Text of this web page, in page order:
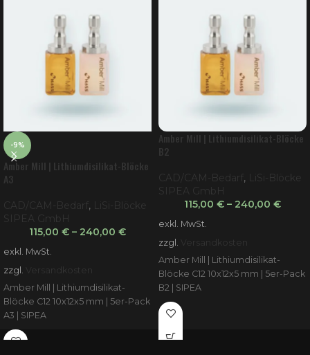
-9%
Amber Mill | Lithiumdisilikat-Blöcke
A3
CAD/CAM-Bedarf, LiSi-Blöcke
SIPEA GmbH
115,00 € – 240,00 €
exkl. MwSt.
zzgl.
Versandkosten
Amber Mill | Lithiumdisilikat-
Blöcke C12 10x12x5 mm | 5er-Pack
A3 | SIPEA
Amber Mill | Lithiumdisilikat-Blöcke
B2
CAD/CAM-Bedarf, LiSi-Blöcke
SIPEA GmbH
115,00 € – 240,00 €
exkl. MwSt.
zzgl.
Versandkosten
Amber Mill | Lithiumdisilikat-
Blöcke C12 10x12x5 mm | 5er-Pack
B2 | SIPEA